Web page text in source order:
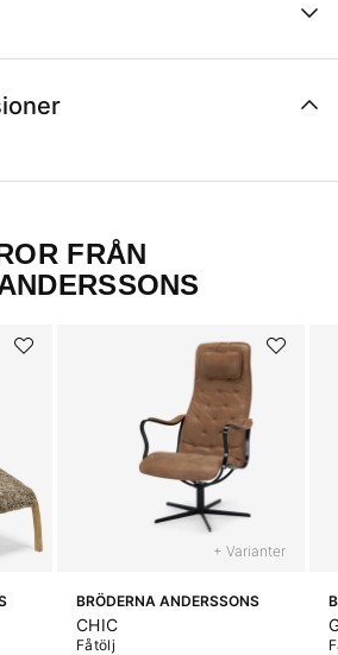
FRÅN
+ Varianter
BRÖDERNA ANDERSSONS
CHIC
Fåtölj